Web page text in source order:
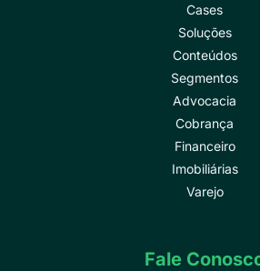
Cases
Soluções
Conteúdos
Segmentos
Advocacia
Cobrança
Financeiro
Imobiliárias
Varejo
Fale